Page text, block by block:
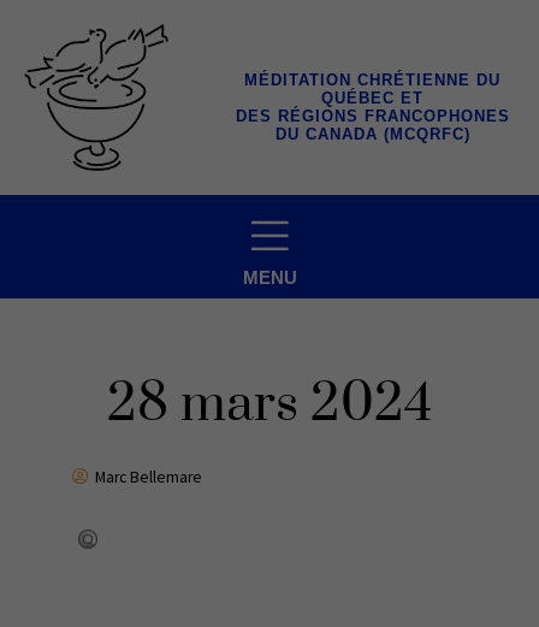
contenu
MÉDITATION CHRÉTIENNE DU
QUÉBEC ET
DES RÉGIONS FRANCOPHONES
DU CANADA (MCQRFC)
MENU
28 mars 2024
Marc Bellemare